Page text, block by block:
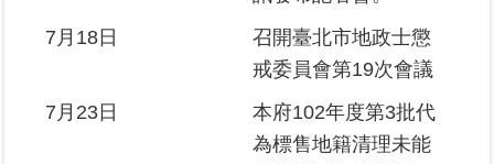
7月18日
召開臺北市地政士懲
戒委員會第19次會議
7月23日
本府102年度第3批代
為標售地籍清理未能